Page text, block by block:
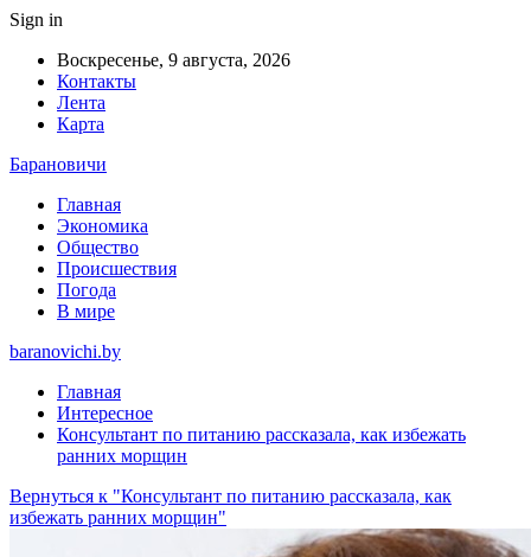
Sign in
Воскресенье, 9 августа, 2026
Контакты
Лента
Карта
Барановичи
Главная
Экономика
Общество
Происшествия
Погода
В мире
baranovichi.by
Главная
Интересное
Консультант по питанию рассказала, как избежать
ранних морщин
Вернуться к "Консультант по питанию рассказала, как
избежать ранних морщин"